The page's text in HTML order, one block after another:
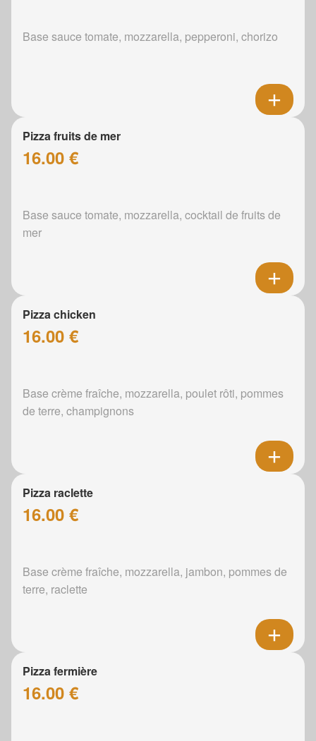
Base sauce tomate, mozzarella, pepperoni, chorizo
Pizza fruits de mer
16.00 €
Base sauce tomate, mozzarella, cocktail de fruits de
mer
Pizza chicken
16.00 €
Base crème fraîche, mozzarella, poulet rôti, pommes
de terre, champignons
Pizza raclette
16.00 €
Base crème fraîche, mozzarella, jambon, pommes de
terre, raclette
Pizza fermière
16.00 €